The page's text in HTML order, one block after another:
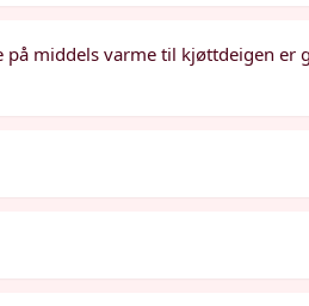
middels varme til kjøttdeigen er